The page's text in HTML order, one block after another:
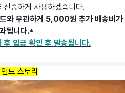
중하게 사용하겠습니다.
와 무관하게 5,000원 추가 배송비가
됩니다.*
후 입금 확인 후 발송됩니다.
드 스토리